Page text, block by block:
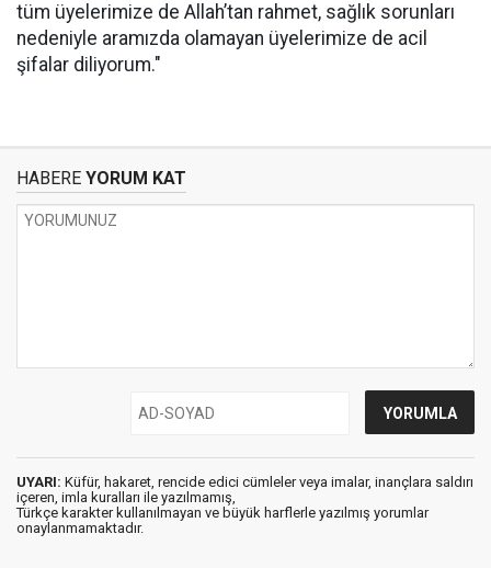
tüm üyelerimize de Allah’tan rahmet, sağlık sorunları
nedeniyle aramızda olamayan üyelerimize de acil
şifalar diliyorum."
HABERE YORUM KAT
UYARI: Küfür, hakaret, rencide edici cümleler veya imalar, inançlara saldırı
içeren, imla kuralları ile yazılmamış,
Türkçe karakter kullanılmayan ve büyük harflerle yazılmış yorumlar
onaylanmamaktadır.